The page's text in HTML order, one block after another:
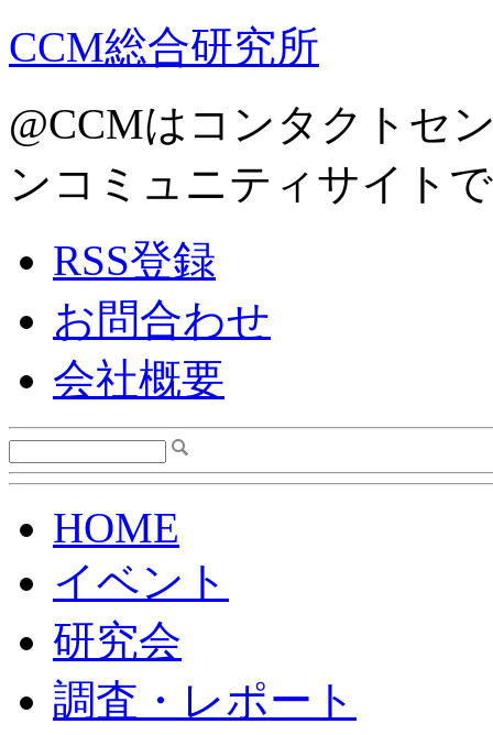
CCM総合研究所
@CCMはコンタクトセ
ンコミュニティサイト
RSS登録
お問合わせ
会社概要
HOME
イベント
研究会
調査・レポート